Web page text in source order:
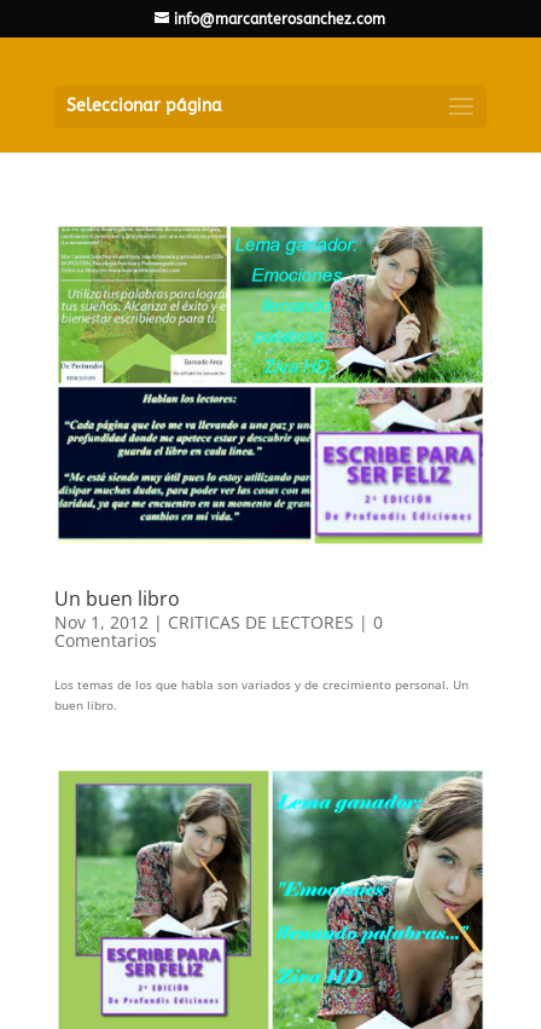
info@marcanterosanchez.com
Seleccionar página
Un buen libro
Nov 1, 2012 | CRITICAS DE LECTORES | 0
Comentarios
Los temas de los que habla son variados y de crecimiento personal. Un
buen libro.